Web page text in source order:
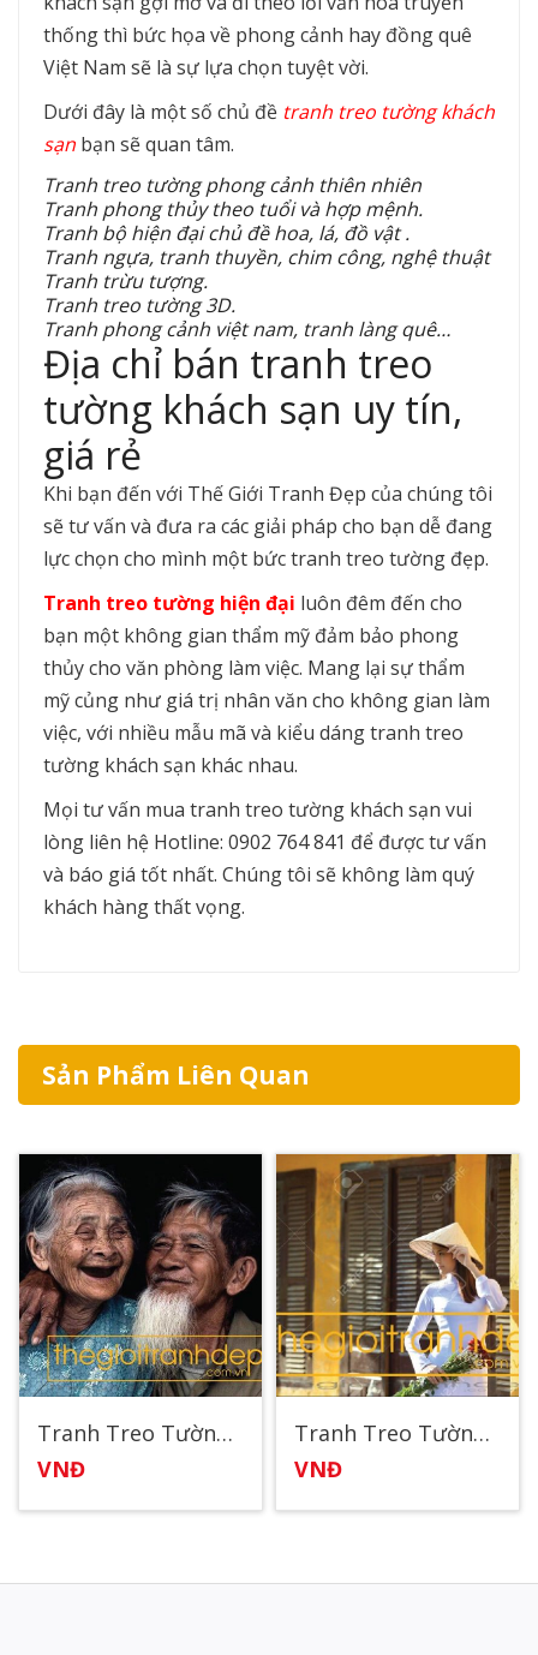
thống thì bức họa về phong cảnh hay đồng quê
Việt Nam sẽ là sự lựa chọn tuyệt vời.
Dưới đây là một số chủ đề tranh treo tường khách
sạn bạn sẽ quan tâm.
Tranh treo tường phong cảnh thiên nhiên
Tranh phong thủy theo tuổi và hợp mệnh.
Tranh bộ hiện đại chủ đề hoa, lá, đồ vật .
Tranh ngựa, tranh thuyền, chim công, nghệ thuật
Tranh trừu tượng.
Tranh treo tường 3D.
Tranh phong cảnh việt nam, tranh làng quê…
Địa chỉ bán tranh treo
tường khách sạn uy tín,
giá rẻ
Khi bạn đến với Thế Giới Tranh Đẹp của chúng tôi
sẽ tư vấn và đưa ra các giải pháp cho bạn dễ đang
lực chọn cho mình một bức tranh treo tường đẹp.
Tranh treo tường hiện đại luôn đêm đến cho
bạn một không gian thẩm mỹ đảm bảo phong
thủy cho văn phòng làm việc. Mang lại sự thẩm
mỹ củng như giá trị nhân văn cho không gian làm
việc, với nhiều mẫu mã và kiểu dáng tranh treo
tường khách sạn khác nhau.
Mọi tư vấn mua tranh treo tường khách sạn vui
lòng liên hệ Hotline: 0902 764 841 để được tư vấn
và báo giá tốt nhất. Chúng tôi sẽ không làm quý
khách hàng thất vọng.
Sản Phẩm Liên Quan
Tranh Treo Tường Ông Bà Anh
VNĐ
Tranh Treo Tường Thiếu Nữ Việt
VNĐ